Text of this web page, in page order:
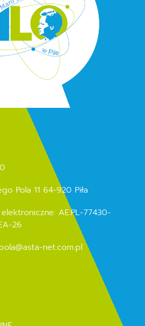
Pola 11 64-920 Piła
AE:PL-77430-
26
net.com.pl